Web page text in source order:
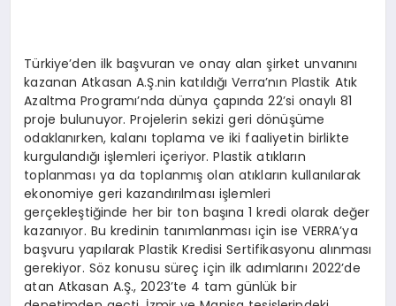
Türkiye’den ilk başvuran ve onay alan şirket unvanını
kazanan Atkasan A.Ş.nin katıldığı Verra’nın Plastik Atık
Azaltma Programı’nda dünya çapında 22’si onaylı 81
proje bulunuyor. Projelerin sekizi geri dönüşüme
odaklanırken, kalanı toplama ve iki faaliyetin birlikte
kurgulandığı işlemleri içeriyor. Plastik atıkların
toplanması ya da toplanmış olan atıkların kullanılarak
ekonomiye geri kazandırılması işlemleri
gerçekleştiğinde her bir ton başına 1 kredi olarak değer
kazanıyor. Bu kredinin tanımlanması için ise VERRA’ya
başvuru yapılarak Plastik Kredisi Sertifikasyonu alınması
gerekiyor. Söz konusu süreç için ilk adımlarını 2022’de
atan Atkasan A.Ş., 2023’te 4 tam günlük bir